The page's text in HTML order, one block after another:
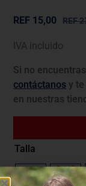
REF
REF 15,00
IVA incluido
Si no
contáctanos y
en nuestras
Talla
4A 5A